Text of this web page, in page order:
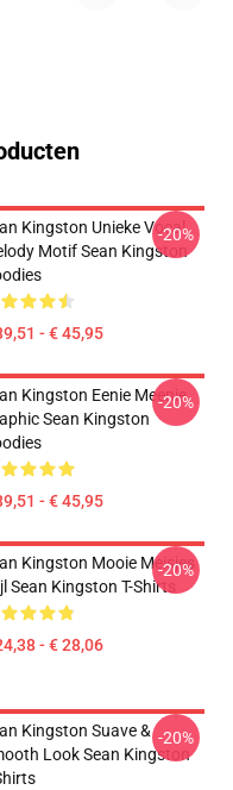
Kingston Unieke Vocal
Motif Sean Kingston
- € 45,95
-20%
Kingston Eenie Meenie
Sean Kingston
- € 45,95
-20%
Kingston Mooie Meisjes
Sean Kingston T-Shirts
- € 28,06
-20%
Kingston Suave &
Look Sean Kingston
-20%